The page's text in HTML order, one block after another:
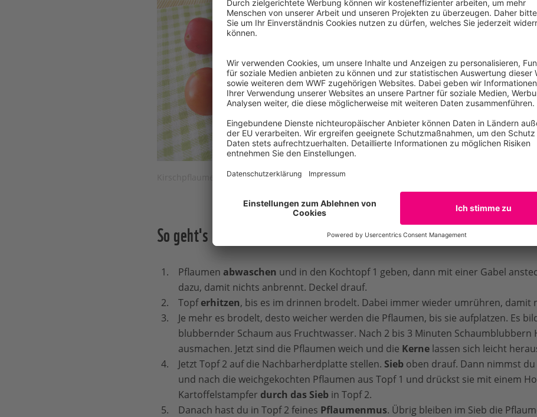
Kirschpflaumen © HeikeRau / iStock / GettyImages
1 KilogrammPflaumen
(im Bild)
: 1.000
oder 500 Gramm
Gramm Gelierzucker
Statt Zucker kannst du
Pflaumen auch 0,2 Liter
verwenden oder 5
So geht's
Pflaumen abwaschen und in den Kochtopf 1 geben, dann mit einer Gabel
dazu, damit nichts anbrennt. Deckel drauf.
Topferhitzen, bis es im drinnen brodelt. Dabei immer wieder umrühren, damit
Je mehr es brodelt, desto weicher werden die Pflaumen, bis sie aufplatzen. Es
blubbernder Schaum aus Fruchtwasser. Nach 2 bis 3 Minuten Schaumblubbern
ausmachen. Jetzt sind die Pflaumen weich und die Kernelassen sich leicht
Jetzt Topf 2 auf die Nachbarherdplatte stellen. Sieboben drauf. Dann nimmst du
und nach die weichgekochten Pflaumen aus Topf 1 und drückst sie mit einem
Kartoffelstampfer durch das Siebin Topf 2.
Danach hast du in Topf 2 feines Pflaumenmus. Übrig bleiben im Sieb die